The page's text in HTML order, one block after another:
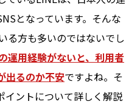
となっています。そんな
る方も多いのではないでし
運用経験がないと、利用者
出るのか不安ですよね。そ
イントについて詳しく解説